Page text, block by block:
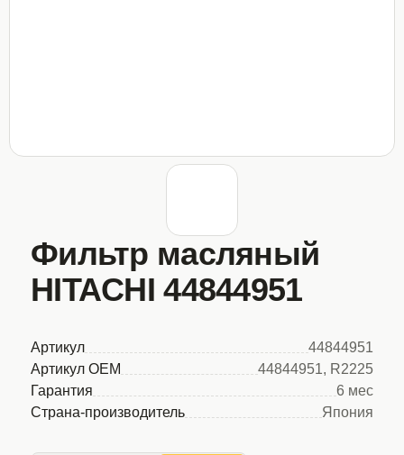
Фильтр масляный
HITACHI 44844951
Артикул
44844951
Артикул OEM
44844951, R2225
Гарантия
6 мес
Страна-производитель
Япония